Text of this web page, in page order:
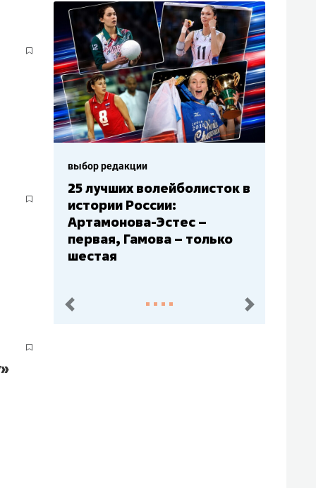
выбор редакции
Бюджеты клубов КХЛ: СКА
– главный мажор, «Ак
Барс» – второй, «Салават
Юлаев» – середняк
пред. след.